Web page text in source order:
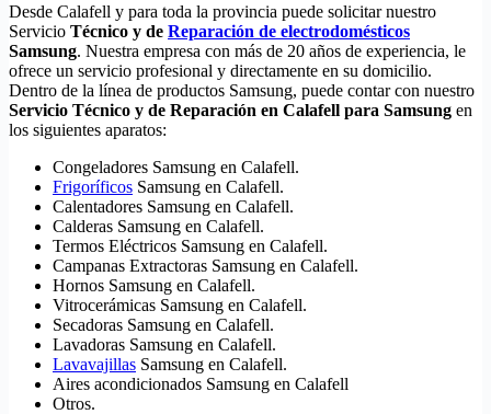
Desde Calafell y para toda la provincia puede solicitar nuestro
Servicio Técnico y de Reparación de electrodomésticos
Samsung. Nuestra empresa con más de 20 años de experiencia, le
ofrece un servicio profesional y directamente en su domicilio.
Dentro de la línea de productos Samsung, puede contar con nuestro
Servicio Técnico y de Reparación en Calafell para Samsung en
los siguientes aparatos:
Congeladores Samsung en Calafell.
Frigoríficos Samsung en Calafell.
Calentadores Samsung en Calafell.
Calderas Samsung en Calafell.
Termos Eléctricos Samsung en Calafell.
Campanas Extractoras Samsung en Calafell.
Hornos Samsung en Calafell.
Vitrocerámicas Samsung en Calafell.
Secadoras Samsung en Calafell.
Lavadoras Samsung en Calafell.
Lavavajillas Samsung en Calafell.
Aires acondicionados Samsung en Calafell
Otros.